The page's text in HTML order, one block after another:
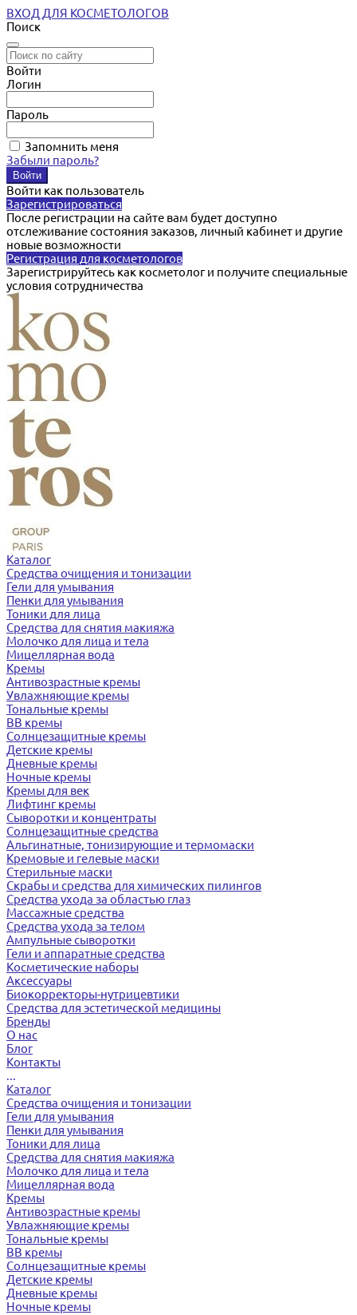
ВХОД ДЛЯ КОСМЕТОЛОГОВ
Поиск
Войти
Логин
Пароль
Запомнить меня
Забыли пароль?
Войти как пользователь
Зарегистрироваться
После регистрации на сайте вам будет доступно
отслеживание состояния заказов, личный кабинет и другие
новые возможности
Регистрация для косметологов
Зарегистрируйтесь как косметолог и получите специальные
условия сотрудничества
Каталог
Средства очищения и тонизации
Гели для умывания
Пенки для умывания
Тоники для лица
Средства для снятия макияжа
Молочко для лица и тела
Мицеллярная вода
Кремы
Антивозрастные кремы
Увлажняющие кремы
Тональные кремы
BB кремы
Солнцезащитные кремы
Детские кремы
Дневные кремы
Ночные кремы
Кремы для век
Лифтинг кремы
Сыворотки и концентраты
Солнцезащитные средства
Альгинатные, тонизирующие и термомаски
Кремовые и гелевые маски
Стерильные маски
Скрабы и средства для химических пилингов
Средства ухода за областью глаз
Массажные средства
Средства ухода за телом
Ампульные сыворотки
Гели и аппаратные средства
Косметические наборы
Аксессуары
Биокорректоры-нутрицевтики
Средства для эстетической медицины
Бренды
О нас
Блог
Контакты
...
Каталог
Средства очищения и тонизации
Гели для умывания
Пенки для умывания
Тоники для лица
Средства для снятия макияжа
Молочко для лица и тела
Мицеллярная вода
Кремы
Антивозрастные кремы
Увлажняющие кремы
Тональные кремы
BB кремы
Солнцезащитные кремы
Детские кремы
Дневные кремы
Ночные кремы